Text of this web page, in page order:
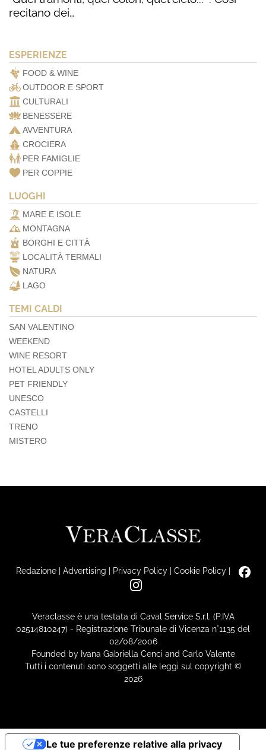
recitano dei…
ESPERIENZE
FOOD & WINE
OUTDOOR E SPORT
CULTURALI
BENESSERE
AVVENTURA
CROCIERA
PER FAMIGLIE
PER COPPIE
LUOGHI
MARE E ISOLE
MONTAGNA
BORGHI E CITTÀ
LOCALITÀ TERMALI
NATURA
LAGO
TEMI CALDI
SAN VALENTINO
WEEKEND
WINE RESORT
HOTEL ADULTS ONLY
PET FRIENDLY
UNESCO
CASTELLI
TRENO
MISTERO
Redazione| Advertising | Privacy Policy| Cookie Policy|
Veraclasse è una testata di Caval Service S.r.l. (P.IVA
02514810247) - Registrazione Tribunale di Vicenza n°1135 del
02/08/2006
Founded by Ivana Gabriella Cenci and Carlo Valente
Tutti i contenuti sono soggetti alle leggi sul copyright ©
2026
Le tue preferenze relative alla privacy